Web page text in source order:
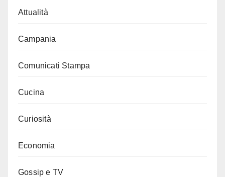
Attualità
Campania
Comunicati Stampa
Cucina
Curiosità
Economia
Gossip e TV